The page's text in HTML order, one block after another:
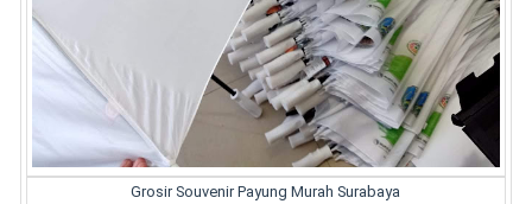
Grosir Souvenir Payung Murah Surabaya